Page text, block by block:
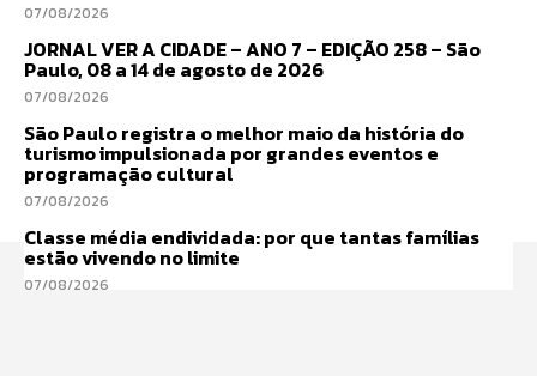
07/08/2026
JORNAL VER A CIDADE – ANO 7 – EDIÇÃO 258 – São
Paulo, 08 a 14 de agosto de 2026
07/08/2026
São Paulo registra o melhor maio da história do
turismo impulsionada por grandes eventos e
programação cultural
07/08/2026
Classe média endividada: por que tantas famílias
estão vivendo no limite
07/08/2026